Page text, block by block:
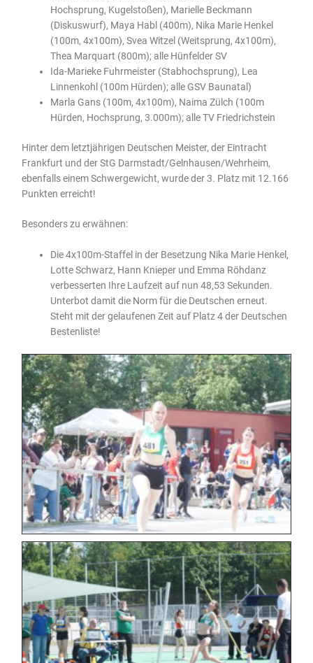
Hochsprung, Kugelstoßen), Marielle Beckmann
(Diskuswurf), Maya Habl (400m), Nika Marie Henkel
(100m, 4x100m), Svea Witzel (Weitsprung, 4x100m),
Thea Marquart (800m); alle Hünfelder SV
Ida-Marieke Fuhrmeister (Stabhochsprung), Lea
Linnenkohl (100m Hürden); alle GSV Baunatal)
Marla Gans (100m, 4x100m), Naima Zülch (100m
Hürden, Hochsprung, 3.000m); alle TV Friedrichstein
Hinter dem letztjährigen Deutschen Meister, der Eintracht
Frankfurt und der StG Darmstadt/Gelnhausen/Wehrheim,
ebenfalls einem Schwergewicht, wurde der 3. Platz mit 12.166
Punkten erreicht!
Besonders zu erwähnen:
Die 4x100m-Staffel in der Besetzung Nika Marie Henkel,
Lotte Schwarz, Hann Knieper und Emma Röhdanz
verbesserten Ihre Laufzeit auf nun 48,53 Sekunden.
Unterbot damit die Norm für die Deutschen erneut.
Steht mit der gelaufenen Zeit auf Platz 4 der Deutschen
Bestenliste!